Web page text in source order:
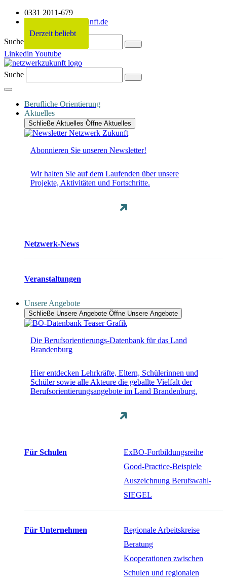
0331 2011-679
info@netzwerkzukunft.de
Suche
Linkedin Youtube
Suche
Berufliche Orientierung
Aktuelles
Schließe Aktuelles Öffne Aktuelles
Derzeit beliebt
Abonnieren Sie unseren Newsletter!
Wir halten Sie auf dem Laufenden über unsere
Projekte, Aktivitäten und Fortschritte.
Netzwerk-News
Veranstaltungen
Unsere Angebote
Schließe Unsere Angebote Öffne Unsere Angebote
Derzeit beliebt
Die Berufsorientierungs-Datenbank für das Land
Brandenburg
Hier entdecken Lehrkräfte, Eltern, Schülerinnen und
Schüler sowie alle Akteure die geballte Vielfalt der
Berufsorientierungsangebote im Land Brandenburg.
Für Schulen
ExBO-Fortbildungsreihe
Good-Practice-Beispiele
Auszeichnung Berufswahl-
SIEGEL
Für Unternehmen
Regionale Arbeitskreise
Beratung
Kooperationen zwischen
Schulen und regionalen
Derzeit beliebt
Derzeit beliebt